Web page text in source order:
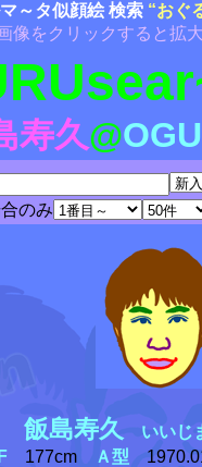
～タ似顔絵 検索 “おぐ
像をクリックすると拡
寿久@
のみ
飯島寿久
いいじ
177cm Ａ型